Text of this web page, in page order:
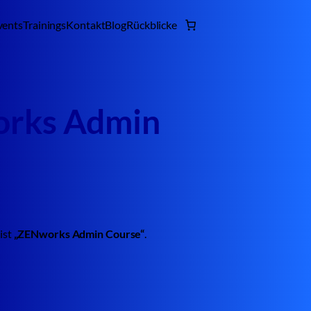
TrainingsKontaktBlogRückblicke
Admin
„ZENworks Admin Course“